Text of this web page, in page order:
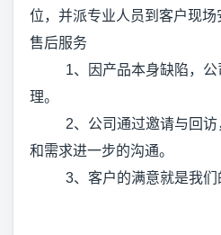
位，并派专业人员到客户现场
售后服务
1、因产品本身缺陷，公
理。
2、公司通过邀请与回访
和需求进一步的沟通。
3、客户的满意就是我们